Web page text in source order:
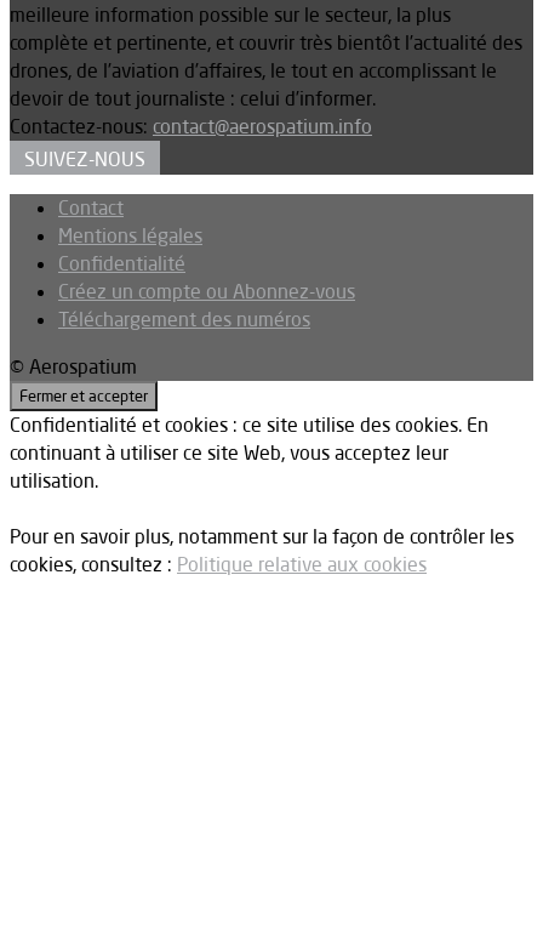
meilleure information possible sur le secteur, la plus
complète et pertinente, et couvrir très bientôt l’actualité des
drones, de l’aviation d’affaires, le tout en accomplissant le
devoir de tout journaliste : celui d’informer.
Contactez-nous: contact@aerospatium.info
SUIVEZ-NOUS
Contact
Mentions légales
Confidentialité
Créez un compte ou Abonnez-vous
Téléchargement des numéros
© Aerospatium
Confidentialité et cookies : ce site utilise des cookies. En
continuant à utiliser ce site Web, vous acceptez leur
utilisation.
Pour en savoir plus, notamment sur la façon de contrôler les
cookies, consultez : Politique relative aux cookies